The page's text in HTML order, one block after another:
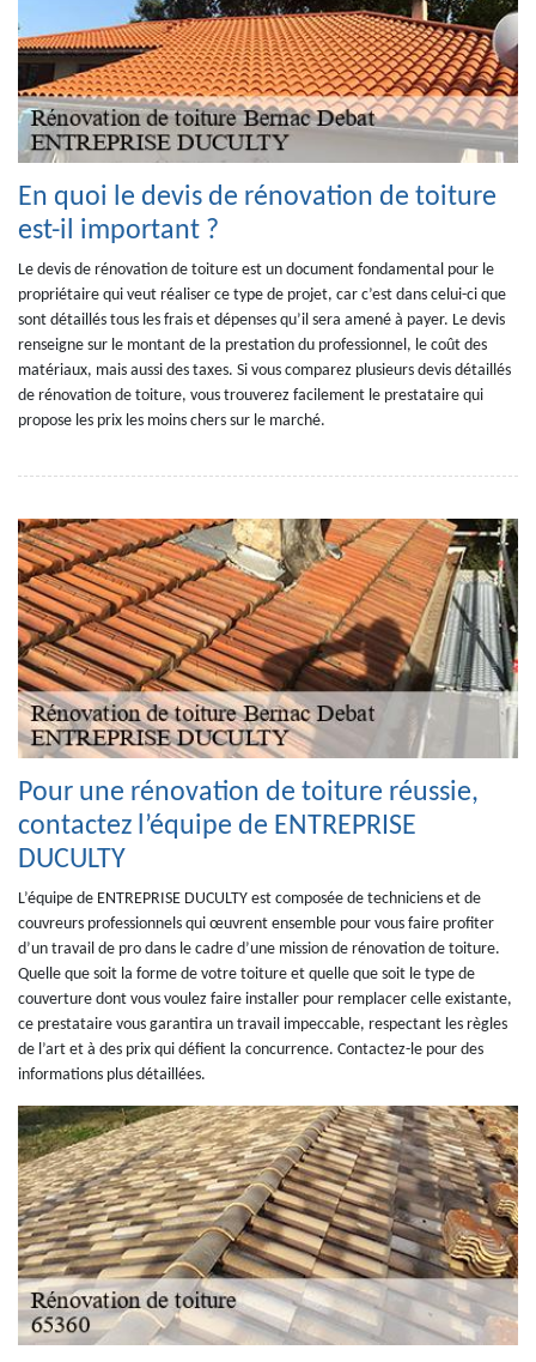
En quoi le devis de rénovation de toiture
est-il important ?
Le devis de rénovation de toiture est un document fondamental pour le
propriétaire qui veut réaliser ce type de projet, car c’est dans celui-ci que
sont détaillés tous les frais et dépenses qu’il sera amené à payer. Le devis
renseigne sur le montant de la prestation du professionnel, le coût des
matériaux, mais aussi des taxes. Si vous comparez plusieurs devis détaillés
de rénovation de toiture, vous trouverez facilement le prestataire qui
propose les prix les moins chers sur le marché.
Pour une rénovation de toiture réussie,
contactez l’équipe de ENTREPRISE
DUCULTY
L’équipe de ENTREPRISE DUCULTY est composée de techniciens et de
couvreurs professionnels qui œuvrent ensemble pour vous faire profiter
d’un travail de pro dans le cadre d’une mission de rénovation de toiture.
Quelle que soit la forme de votre toiture et quelle que soit le type de
couverture dont vous voulez faire installer pour remplacer celle existante,
ce prestataire vous garantira un travail impeccable, respectant les règles
de l’art et à des prix qui défient la concurrence. Contactez-le pour des
informations plus détaillées.